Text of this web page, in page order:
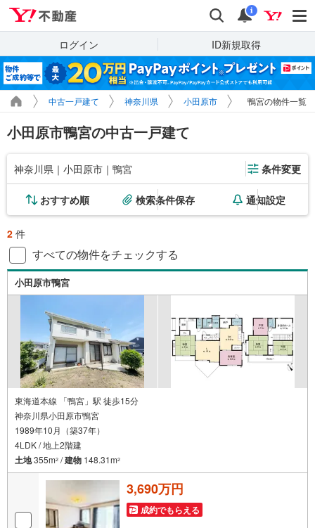
検索 通知
i
ログイン ID新規取得
中古一戸建て 神奈川県 小田原市 鴨宮の物件一覧
小田原市鴨宮の中古一戸建て
神奈川県｜小田原市｜鴨宮 条件変更
おすすめ順 検索条件保存 通知設定
2 件
すべての物件をチェックする
小田原市鴨宮
東海道本線 「鴨宮」駅 徒歩15分
神奈川県小田原市鴨宮
1989年10月（築37年）
4LDK / 地上2階建
土地355m2 /建物 148.31m2
3,690万円
成約でもらえる